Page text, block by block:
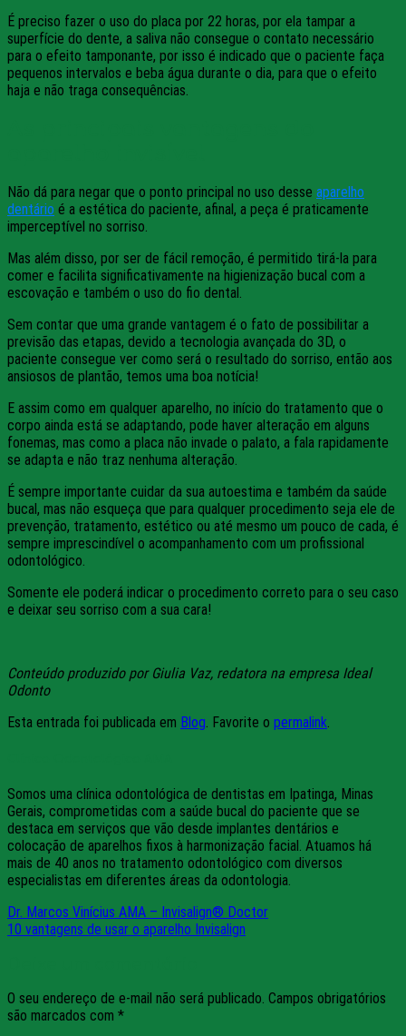
É preciso fazer o uso do placa por 22 horas, por ela tampar a
superfície do dente, a saliva não consegue o contato necessário
para o efeito tamponante, por isso é indicado que o paciente faça
pequenos intervalos e beba água durante o dia, para que o efeito
haja e não traga consequências.
Não dá para negar que o ponto principal no uso desse aparelho
dentário é a estética do paciente, afinal, a peça é praticamente
imperceptível no sorriso.
Mas além disso, por ser de fácil remoção, é permitido tirá-la para
comer e facilita significativamente na higienização bucal com a
escovação e também o uso do fio dental.
Sem contar que uma grande vantagem é o fato de possibilitar a
previsão das etapas, devido a tecnologia avançada do 3D, o
paciente consegue ver como será o resultado do sorriso, então aos
ansiosos de plantão, temos uma boa notícia!
E assim como em qualquer aparelho, no início do tratamento que o
corpo ainda está se adaptando, pode haver alteração em alguns
fonemas, mas como a placa não invade o palato, a fala rapidamente
se adapta e não traz nenhuma alteração.
É sempre importante cuidar da sua autoestima e também da saúde
bucal, mas não esqueça que para qualquer procedimento seja ele de
prevenção, tratamento, estético ou até mesmo um pouco de cada, é
sempre imprescindível o acompanhamento com um profissional
odontológico.
Somente ele poderá indicar o procedimento correto para o seu caso
e deixar seu sorriso com a sua cara!
Conteúdo produzido por Giulia Vaz, redatora na empresa Ideal
Odonto
Esta entrada foi publicada em Blog. Favorite o permalink.
Somos uma clínica odontológica de dentistas em Ipatinga, Minas
Gerais, comprometidas com a saúde bucal do paciente que se
destaca em serviços que vão desde implantes dentários e
colocação de aparelhos fixos à harmonização facial. Atuamos há
mais de 40 anos no tratamento odontológico com diversos
especialistas em diferentes áreas da odontologia.
Dr. Marcos Vinícius AMA – Invisalign® Doctor
10 vantagens de usar o aparelho Invisalign
O seu endereço de e-mail não será publicado. Campos obrigatórios
são marcados com *